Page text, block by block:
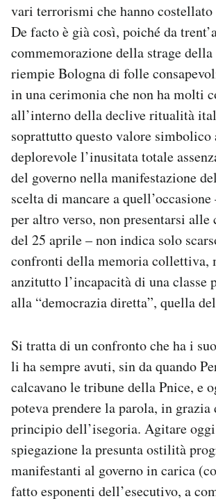
AREA PERSONALE
Area Personale
Newsletter
Hai bisogno di aiuto?
Esci
vari terrorismi che hanno
De facto è già così, poiché da
commemorazione della strage
riempie Bologna di folle
in una cerimonia che non ha molti
all’interno della declive ritualità
soprattutto questo valore simbolico
deplorevole l’inusitata totale
del governo nella manifestazione
scelta di mancare a
per altro verso, non presentarsi alle
del 25 aprile – non indica solo
confronti della memoria collettiva,
anzitutto l’incapacità di una classe
alla “democrazia diretta”, quella
Si tratta di un confronto che ha i
li ha sempre avuti, sin da quando
calcavano le tribune della Pnice, e
poteva prendere la parola, in grazia
principio dell’isegoria. Agitare oggi
spiegazione la presunta ostilità
manifestanti al governo in carica
fatto esponenti dell’esecutivo, a